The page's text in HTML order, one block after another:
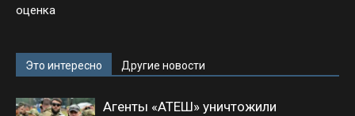
оценка
Это интересно Другие новости
Агенты «АТЕШ» уничтожили